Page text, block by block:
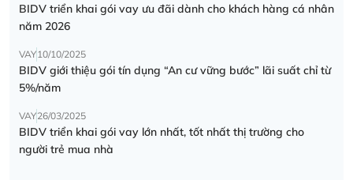
BIDV triển khai gói vay ưu đãi dành cho khách hàng cá nhân
năm 2026
VAY10/10/2025
BIDV giới thiệu gói tín dụng “An cư vững bước” lãi suất chỉ từ
5%/năm
VAY26/03/2025
BIDV triển khai gói vay lớn nhất, tốt nhất thị trường cho
người trẻ mua nhà